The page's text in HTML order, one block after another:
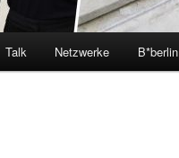
Talk Netzwerke B*berlin